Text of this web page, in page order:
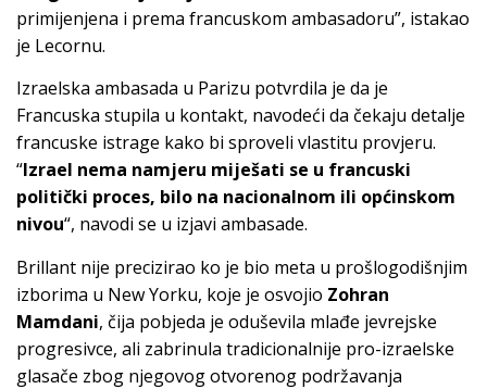
primijenjena i prema francuskom ambasadoru”, istakao
je Lecornu.
Izraelska ambasada u Parizu potvrdila je da je
Francuska stupila u kontakt, navodeći da čekaju detalje
francuske istrage kako bi sproveli vlastitu provjeru.
“Izrael nema namjeru miješati se u francuski
politički proces, bilo na nacionalnom ili općinskom
nivou“, navodi se u izjavi ambasade.
Brillant nije precizirao ko je bio meta u prošlogodišnjim
izborima u New Yorku, koje je osvojio Zohran
Mamdani, čija pobjeda je oduševila mlađe jevrejske
progresivce, ali zabrinula tradicionalnije pro-izraelske
glasače zbog njegovog otvorenog podržavanja